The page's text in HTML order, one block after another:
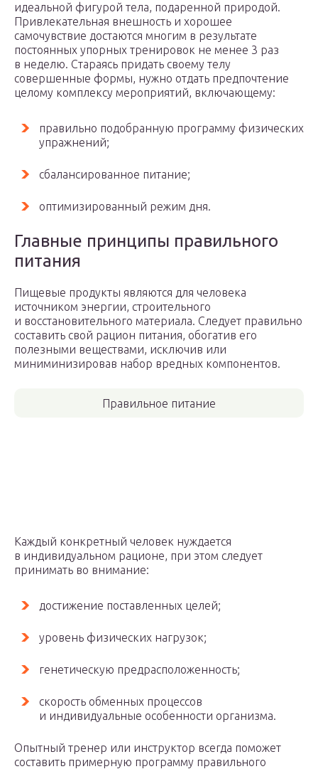
идеальной фигурой тела, подаренной природой.
Привлекательная внешность и хорошее
самочувствие достаются многим в результате
постоянных упорных тренировок не менее 3 раз
в неделю. Стараясь придать своему телу
совершенные формы, нужно отдать предпочтение
целому комплексу мероприятий, включающему:
правильно подобранную программу физических
упражнений;
сбалансированное питание;
оптимизированный режим дня.
Главные принципы правильного
питания
Пищевые продукты являются для человека
источником энергии, строительного
и восстановительного материала. Следует правильно
составить свой рацион питания, обогатив его
полезными веществами, исключив или
миниминизировав набор вредных компонентов.
Правильное питание
Каждый конкретный человек нуждается
в индивидуальном рационе, при этом следует
принимать во внимание:
достижение поставленных целей;
уровень физических нагрузок;
генетическую предрасположенность;
скорость обменных процессов
и индивидуальные особенности организма.
Опытный тренер или инструктор всегда поможет
составить примерную программу правильного